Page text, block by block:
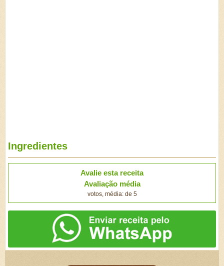
Ingredientes
Avalie esta receita
Avaliação média
votos, média: de 5